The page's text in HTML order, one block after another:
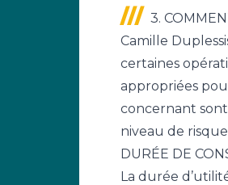
3.
Camille
certaines
appropriées
concernant sont
niveau de
DURÉE DE
La durée